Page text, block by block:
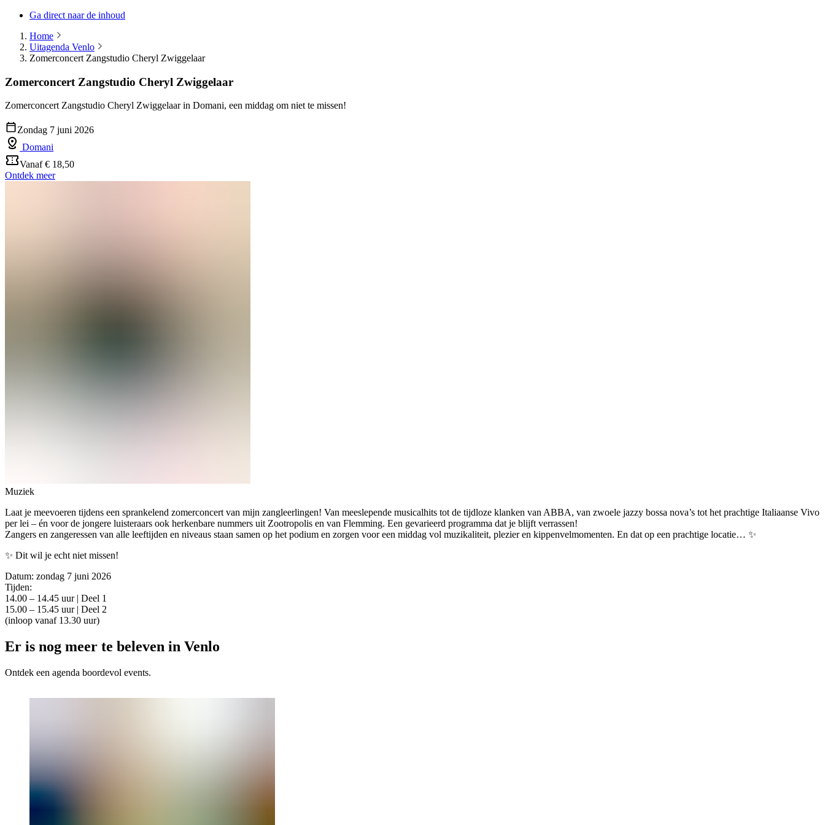
Ga direct naar de inhoud
Home
Uitagenda Venlo
Zomerconcert Zangstudio Cheryl Zwiggelaar
Zomerconcert Zangstudio Cheryl Zwiggelaar
Zomerconcert Zangstudio Cheryl Zwiggelaar in Domani, een middag om niet te missen!
Zondag 7 juni 2026
Domani
Vanaf € 18,50
Ontdek meer
Muziek
Laat je meevoeren tijdens een sprankelend zomerconcert van mijn zangleerlingen! Van meeslepende musicalhits tot de tijdloze klanken van ABBA, van zwoele jazzy bossa nova’s tot het prachtige Italiaanse Vivo
per lei – én voor de jongere luisteraars ook herkenbare nummers uit Zootropolis en van Flemming. Een gevarieerd programma dat je blijft verrassen!
Zangers en zangeressen van alle leeftijden en niveaus staan samen op het podium en zorgen voor een middag vol muzikaliteit, plezier en kippenvelmomenten. En dat op een prachtige locatie… ✨
✨ Dit wil je echt niet missen!
Datum: zondag 7 juni 2026
Tijden:
14.00 – 14.45 uur | Deel 1
15.00 – 15.45 uur | Deel 2
(inloop vanaf 13.30 uur)
Er is nog meer te beleven in Venlo
Ontdek een agenda boordevol events.